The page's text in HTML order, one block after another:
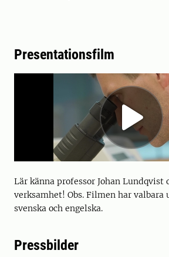
Presentationsfilm
Lär känna professor Johan Lundqvist
verksamhet! Obs. Filmen har valbara
svenska och engelska.
Pressbilder